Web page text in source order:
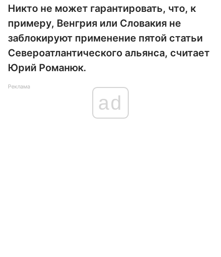
Никто не может гарантировать, что, к
примеру, Венгрия или Словакия не
заблокируют применение пятой статьи
Североатлантического альянса, считает
Юрий Романюк.
Реклама
ad